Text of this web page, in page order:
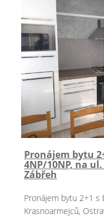
Pronájem bytu
4NP/10NP, na
Zábřeh
Pronájem bytu 2+1 s
Krasnoarmejců,